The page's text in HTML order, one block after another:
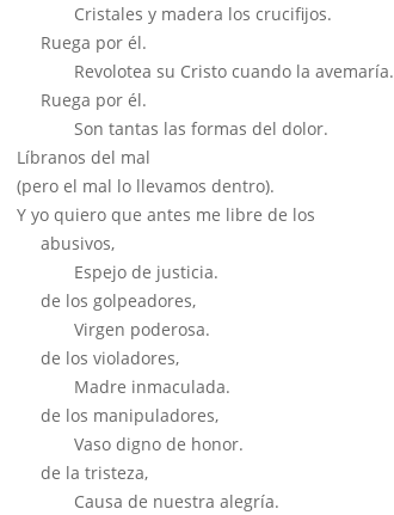
Cristales y madera los crucifijos.
Ruega por él.
Revolotea su Cristo cuando la avemaría.
Ruega por él.
Son tantas las formas del dolor.
Líbranos del mal
(pero el mal lo llevamos dentro).
Y yo quiero que antes me libre de los
abusivos,
Espejo de justicia.
de los golpeadores,
Virgen poderosa.
de los violadores,
Madre inmaculada.
de los manipuladores,
Vaso digno de honor.
de la tristeza,
Causa de nuestra alegría.